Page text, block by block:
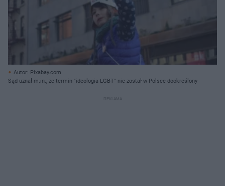
Autor: Pixabay.com
Sąd uznał m.in., że termin "ideologia LGBT" nie został w Polsce dookreślony